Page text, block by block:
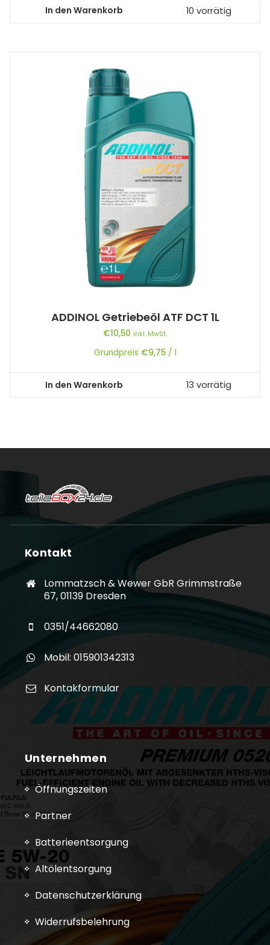
In den Warenkorb 10 vorrätig
ADDINOL Getriebeöl ATF DCT 1L
€10,50 inkl. MwSt.
Grundpreis €9,75/ l
In den Warenkorb 13 vorrätig
Kontakt
Lommatzsch & Wewer GbR Grimmstraße
67, 01139 Dresden
0351/44662080
Mobil: 015901342313
Kontakformular
Unternehmen
Öffnungszeiten
Partner
Batterieentsorgung
Altölentsorgung
Datenschutzerklärung
Widerrufsbelehrung